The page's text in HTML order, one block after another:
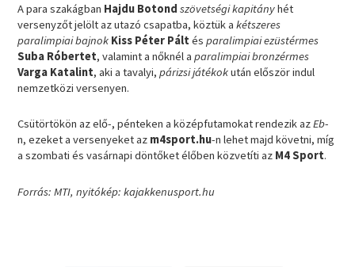
A para szakágban Hajdu Botond szövetségi kapitányhét
versenyzőt jelölt az utazó csapatba, köztük akétszeres
paralimpiai bajnok Kiss Péter Pált ésparalimpiai ezüstérmes
Suba Róbertet, valamint a nőknél aparalimpiai bronzérmes
Varga Katalint, aki a tavalyi,párizsi játékokután először indul
nemzetközi versenyen.
Csütörtökön az elő-, pénteken a középfutamokat rendezik azEb-
n, ezeket a versenyeket az m4sport.hu-n lehet majd követni, míg
a szombati és vasárnapi döntőket élőben közvetíti az M4 Sport.
Forrás: MTI, nyitókép: kajakkenusport.hu